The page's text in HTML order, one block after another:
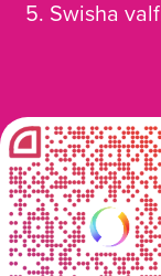
5. Swisha